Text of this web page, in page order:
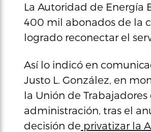
La Autoridad de Energía
400 mil abonados de la
logrado reconectar el
Así lo indicó en
Justo L. González, en
la Unión de
administración, tras el
decisión de privatizar la